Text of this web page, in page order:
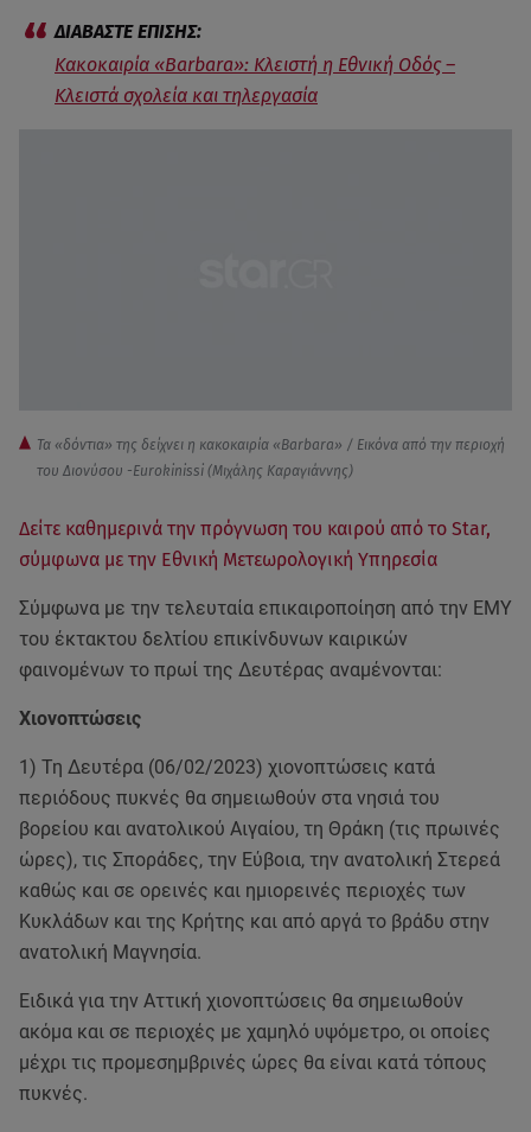
Κακοκαιρία «Barbara»: Κλειστή η Εθνική Οδός –
Κλειστά σχολεία και τηλεργασία
Τα «δόντια» της δείχνει η κακοκαιρία «Barbara» / Εικόνα από την περιοχή
του Διονύσου -Eurokinissi (Mιχάλης Καραγιάννης)
Δείτε καθημερινά την πρόγνωση του καιρού από το Star,
σύμφωνα με την Εθνική Μετεωρολογική Υπηρεσία
Σύμφωνα με την τελευταία επικαιροποίηση από την ΕΜΥ
του έκτακτου δελτίου επικίνδυνων καιρικών
φαινομένων το πρωί της Δευτέρας αναμένονται:
Χιονοπτώσεις
1) Τη Δευτέρα (06/02/2023) χιονοπτώσεις κατά
περιόδους πυκνές θα σημειωθούν στα νησιά του
βορείου και ανατολικού Αιγαίου, τη Θράκη (τις πρωινές
ώρες), τις Σποράδες, την Εύβοια, την ανατολική Στερεά
καθώς και σε ορεινές και ημιορεινές περιοχές των
Κυκλάδων και της Κρήτης και από αργά το βράδυ στην
ανατολική Μαγνησία.
Ειδικά για την Αττική χιονοπτώσεις θα σημειωθούν
ακόμα και σε περιοχές με χαμηλό υψόμετρο, οι οποίες
μέχρι τις προμεσημβρινές ώρες θα είναι κατά τόπους
πυκνές.